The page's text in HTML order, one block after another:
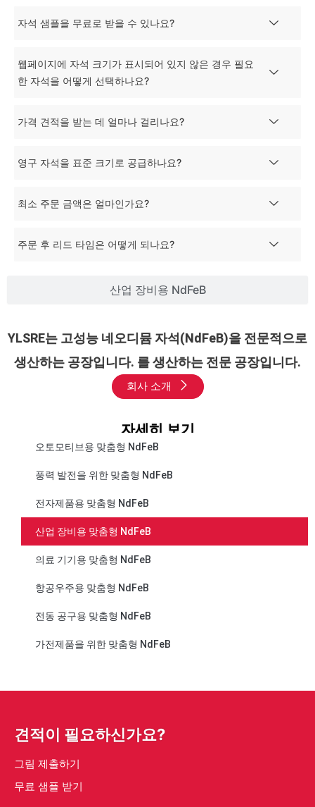
산업 장비용 NdFeB
자석 샘플을 무료로 받을 수 있나요?
웹페이지에 자석 크기가 표시되어 있지 않은 경우 필요
한 자석을 어떻게 선택하나요?
가격 견적을 받는 데 얼마나 걸리나요?
영구 자석을 표준 크기로 공급하나요?
최소 주문 금액은 얼마인가요?
주문 후 리드 타임은 어떻게 되나요?
YLSRE는 고성능 네오디뮴 자석(NdFeB)을 전문적으로
생산하는 공장입니다. 를 생산하는 전문 공장입니다.
회사 소개
자세히 보기
오토모티브용 맞춤형 NdFeB
풍력 발전을 위한 맞춤형 NdFeB
전자제품용 맞춤형 NdFeB
산업 장비용 맞춤형 NdFeB
의료 기기용 맞춤형 NdFeB
항공우주용 맞춤형 NdFeB
전동 공구용 맞춤형 NdFeB
가전제품을 위한 맞춤형 NdFeB
견적이 필요하신가요?
그림 제출하기
무료 샘플 받기